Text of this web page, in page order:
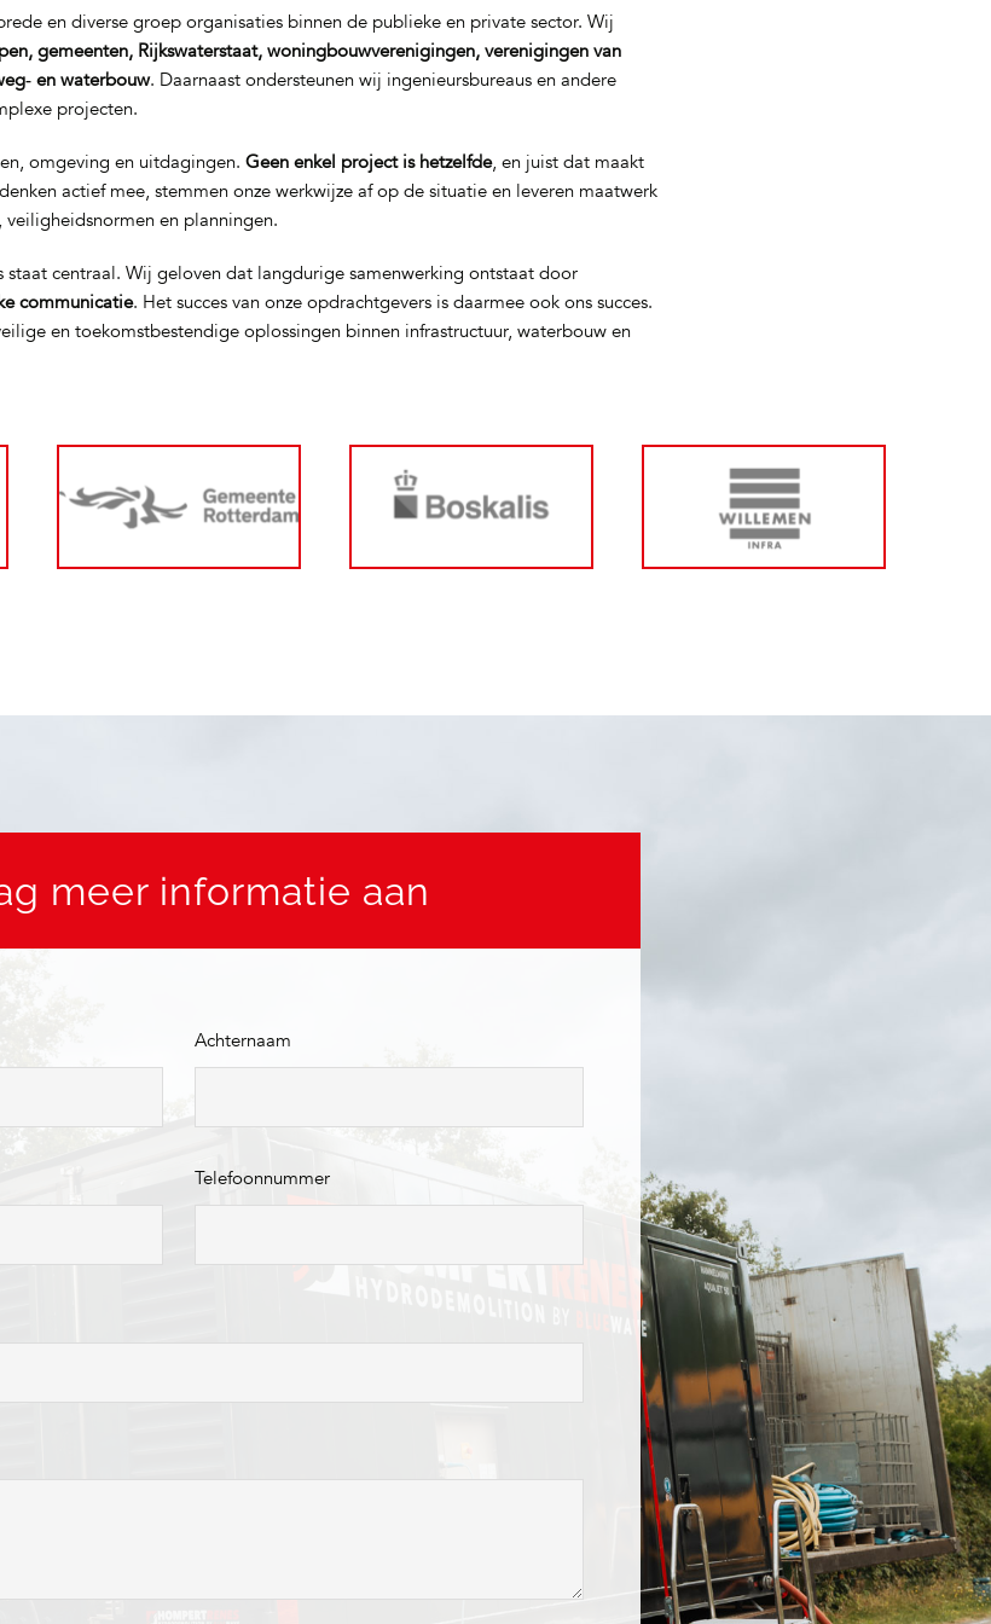
en diverse groep organisaties binnen de publieke en private sector. Wij
gemeenten, Rijkswaterstaat, woningbouwverenigingen, verenigingen van
en waterbouw. Daarnaast ondersteunen wij ingenieursbureaus en andere
projecten.
omgeving en uitdagingen.Geen enkel project is hetzelfde, en juist dat maakt
actief mee, stemmen onze werkwijze af op de situatie en leveren maatwerk
en planningen.
staat centraal. Wij geloven dat langdurige samenwerking ontstaat door
communicatie. Het succes van onze opdrachtgevers is daarmee ook ons succes.
en toekomstbestendige oplossingen binnen infrastructuur, waterbouw en
meer informatie aan
Achternaam
Telefoonnummer